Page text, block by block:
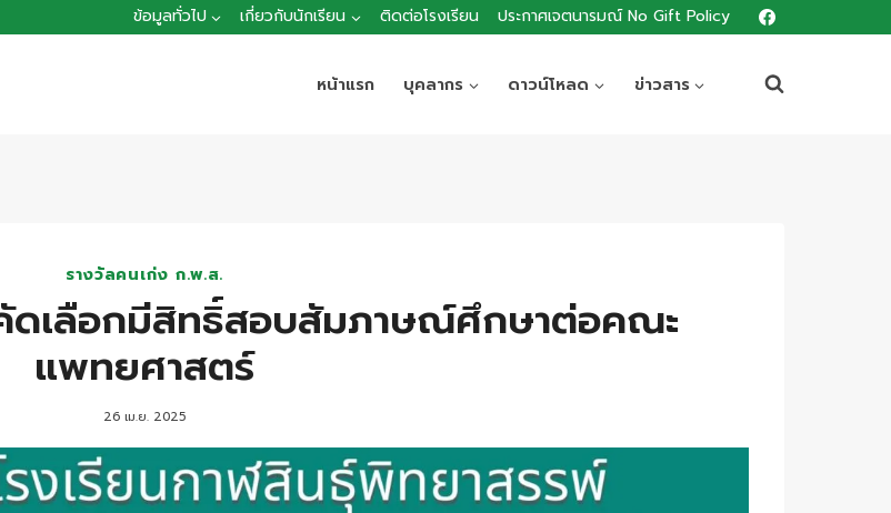
ข้อมูลทั่วไป เกี่ยวกับนักเรียน ติดต่อโรงเรียน ประกาศเจตนารมณ์ No Gift Policy
หน้าแรก บุคลากร ดาวน์โหลด ข่าวสาร
รางวัลคนเก่ง ก.พ.ส.
ดเลือกมีสิทธิ์สอบสัมภาษณ์ศึกษาต่อคณะ
แพทยศาสตร์
26 เม.ย. 2025